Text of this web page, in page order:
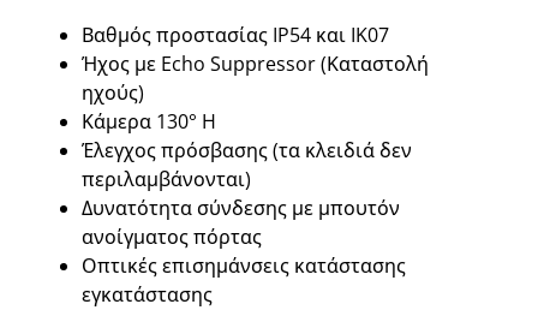
Βαθμός προστασίας IP54 και IK07
Ήχος με Echo Suppressor (Καταστολή
ηχούς)
Κάμερα 130° H
Έλεγχος πρόσβασης (τα κλειδιά δεν
περιλαμβάνονται)
Δυνατότητα σύνδεσης με μπουτόν
ανοίγματος πόρτας
Οπτικές επισημάνσεις κατάστασης
εγκατάστασης